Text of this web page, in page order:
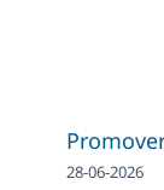
28-06-2026